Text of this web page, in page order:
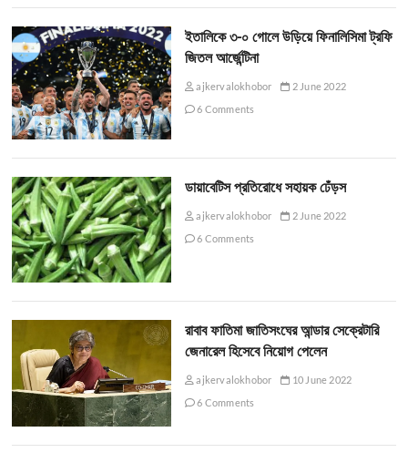
ইতালিকে ৩-০ গোলে উড়িয়ে ফিনালিসিমা ট্রফি
জিতল আর্জেন্টিনা
ajkervalokhobor
2 June 2022
6 Comments
ডায়াবেটিস প্রতিরোধে সহায়ক ঢেঁড়স
ajkervalokhobor
2 June 2022
6 Comments
রাবাব ফাতিমা জাতিসংঘের আন্ডার সেক্রেটারি
জেনারেল হিসেবে নিয়োগ পেলেন
ajkervalokhobor
10 June 2022
6 Comments